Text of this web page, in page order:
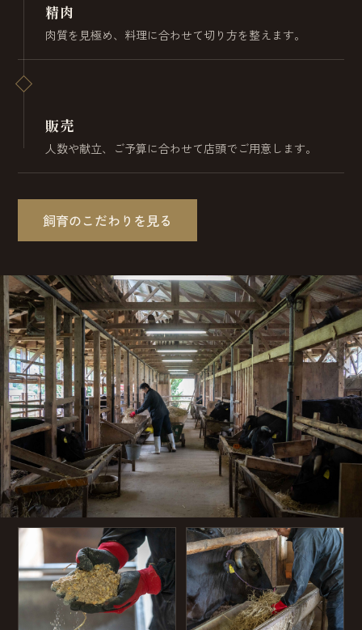
精肉
肉質を見極め、料理に合わせて切り方を整えます。
販売
人数や献立、ご予算に合わせて店頭でご用意します。
飼育のこだわりを見る